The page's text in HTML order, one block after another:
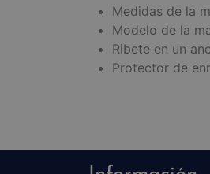
Medidas de la
Modelo de la
Ribete en un
Protector de